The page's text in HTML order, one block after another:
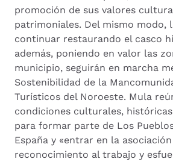
promoción de sus valores
patrimoniales. Del mismo modo,
continuar restaurando el casco
además, poniendo en valor las
municipio, seguirán en marcha
Sostenibilidad de la
Turísticos del Noroeste. Mula
condiciones culturales,
para formar parte de Los
España y «entrar en la
reconocimiento al trabajo y